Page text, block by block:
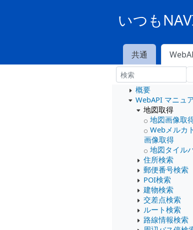
いつも
共通
概要
WebAPI マニュ
地図取得
地図画像取
Webメルカ
画像取得
地図タイル
住所検索
郵便番号検索
POI検索
建物検索
交差点検索
ルート検索
路線情報検索